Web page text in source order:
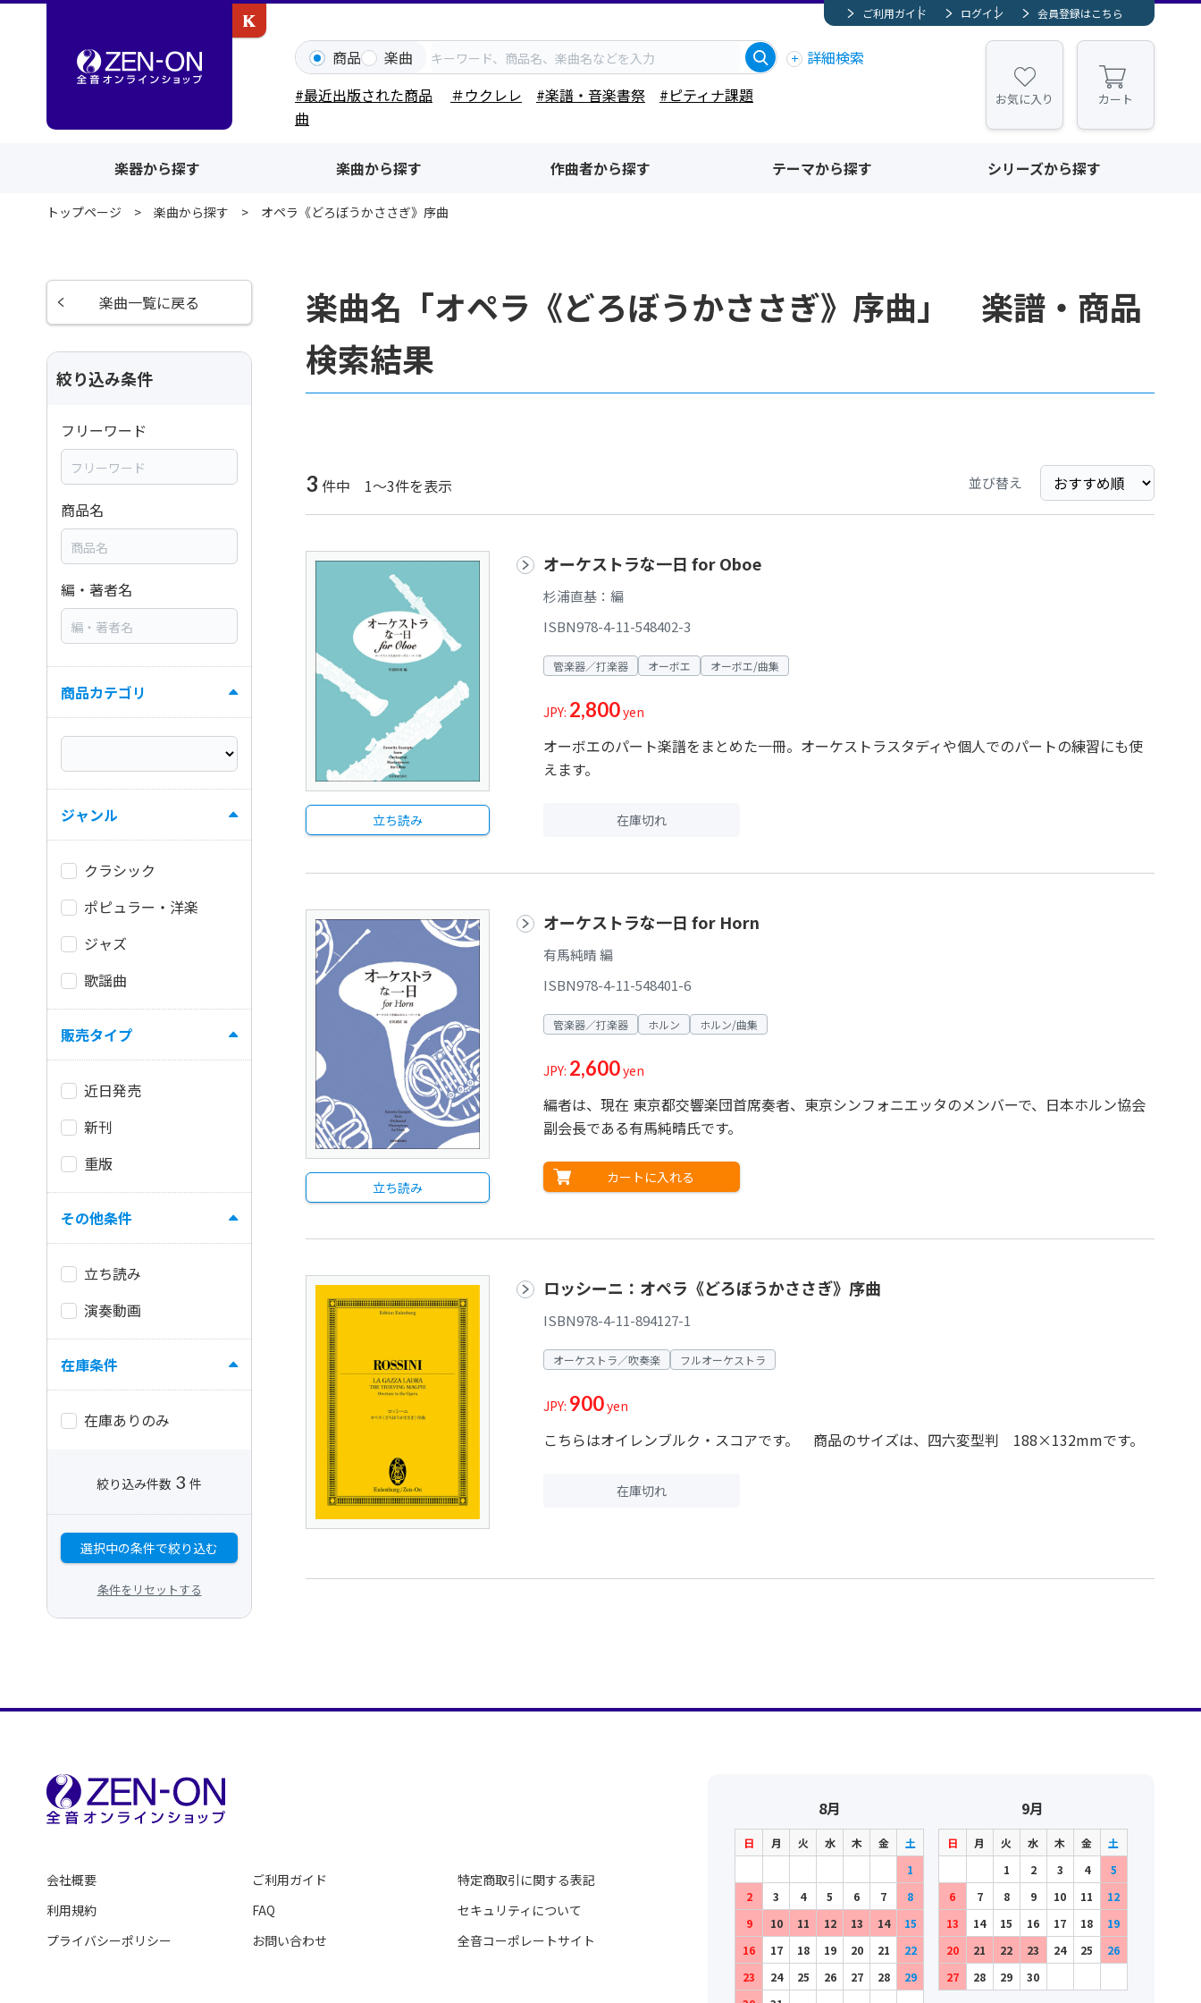
ご利用ガイド ログイン 会員登録はこちら
商品 楽曲
詳細検索
#最近出版された商品
＃ウクレレ #楽譜・音楽書祭
#ピティナ課題
曲
お気に入り カート
楽器から探す 楽曲から探す 作曲者から探す テーマから探す シリーズから探す
トップページ 楽曲から探す オペラ《どろぼうかささぎ》序曲
楽曲名「オペラ《どろぼうかささぎ》序曲」 楽譜・商品
検索結果
3 件中 1～3件を表示 並び替え
立ち読み
オーケストラな一日 for Oboe
杉浦直基：編
ISBN978-4-11-548402-3
管楽器／打楽器 オーボエ オーボエ/曲集
JPY: 2,800yen
オーボエのパート楽譜をまとめた一冊。オーケストラスタディや個人でのパートの練習にも使
えます。
在庫切れ
立ち読み
オーケストラな一日 for Horn
有馬純晴 編
ISBN978-4-11-548401-6
管楽器／打楽器 ホルン ホルン/曲集
JPY: 2,600yen
編者は、現在 東京都交響楽団首席奏者、東京シンフォニエッタのメンバーで、日本ホルン協会
副会長である有馬純晴氏です。
カートに入れる
ロッシーニ：オペラ《どろぼうかささぎ》序曲
ISBN978-4-11-894127-1
オーケストラ／吹奏楽 フルオーケストラ
JPY: 900yen
こちらはオイレンブルク・スコアです。 商品のサイズは、四六変型判 188×132mmです。
在庫切れ
楽曲一覧に戻る
絞り込み条件
フリーワード
商品名
編・著者名
商品カテゴリ
ジャンル
クラシック
ポピュラー・洋楽
ジャズ
歌謡曲
販売タイプ
近日発売
新刊
重版
その他条件
立ち読み
演奏動画
在庫条件
在庫ありのみ
絞り込み件数 3 件
選択中の条件で絞り込む
条件をリセットする
会社概要
利用規約
プライバシーポリシー
ご利用ガイド
FAQ
お問い合わせ
特定商取引に関する表記
セキュリティについて
全音コーポレートサイト
8月
日 月 火 水 木 金
土
1
2
3 4 5 6 7
8
9
10 11 12 13 14
15
16
17 18 19 20 21
22
23
24 25 26 27 28
29
9月
日 月 火 水 木 金
土
1
2 3 4
5
6
7 8 9 10 11
12
13
14 15 16 17 18
19
20
21 22 23 24 25
26
27
28 29 30